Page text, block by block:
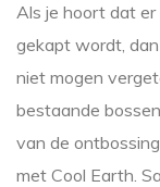
Als je hoort dat er
gekapt wordt,
niet mogen
bestaande
van de
met Cool Earth.